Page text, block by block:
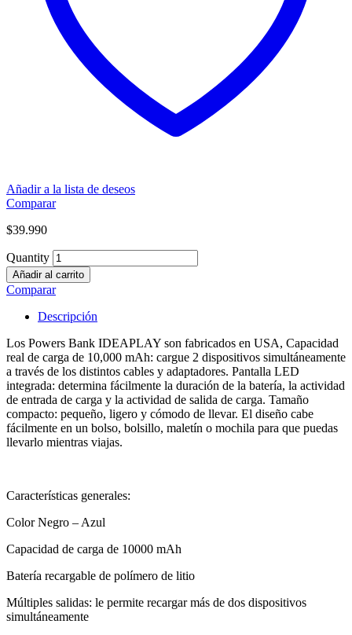
Añadir a la lista de deseos
Comparar
$39.990
Quantity
Añadir al carrito
Comparar
Descripción
Los Powers Bank IDEAPLAY son fabricados en USA, Capacidad
real de carga de 10,000 mAh: cargue 2 dispositivos simultáneamente
a través de los distintos cables y adaptadores. Pantalla LED
integrada: determina fácilmente la duración de la batería, la actividad
de entrada de carga y la actividad de salida de carga. Tamaño
compacto: pequeño, ligero y cómodo de llevar. El diseño cabe
fácilmente en un bolso, bolsillo, maletín o mochila para que puedas
llevarlo mientras viajas.
Características generales:
Color Negro – Azul
Capacidad de carga de 10000 mAh
Batería recargable de polímero de litio
Múltiples salidas: le permite recargar más de dos dispositivos
simultáneamente